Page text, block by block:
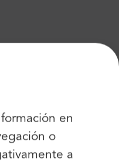
en
o
a